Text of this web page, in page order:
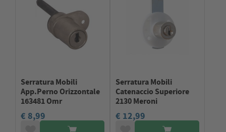
Serratura Mobili
App.Perno Orizzontale
163481 Omr
€ 8,99
Serratura Mobili
Catenaccio Superiore
2130 Meroni
€ 12,99